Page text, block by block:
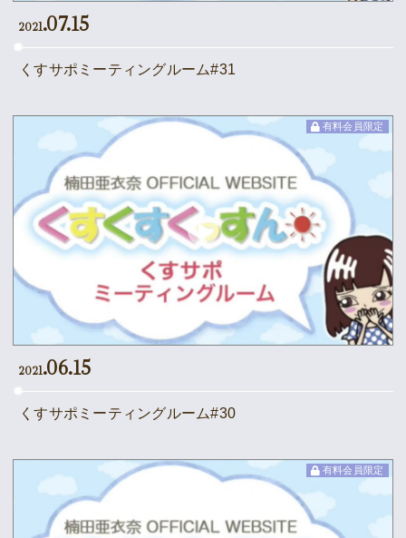
2021.07.15
くすサポミーティングルーム#31
有料会員限定
2021.06.15
くすサポミーティングルーム#30
有料会員限定